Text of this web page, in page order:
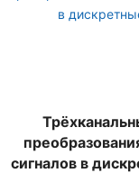
сигналов в